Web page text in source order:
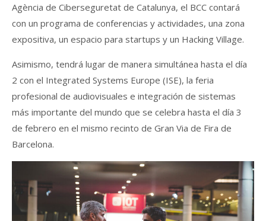
Agència de Ciberseguretat de Catalunya, el BCC contará
con un programa de conferencias y actividades, una zona
expositiva, un espacio para startups y un Hacking Village.
Asimismo, tendrá lugar de manera simultánea hasta el día
2 con el Integrated Systems Europe (ISE), la feria
profesional de audiovisuales e integración de sistemas
más importante del mundo que se celebra hasta el día 3
de febrero en el mismo recinto de Gran Via de Fira de
Barcelona.